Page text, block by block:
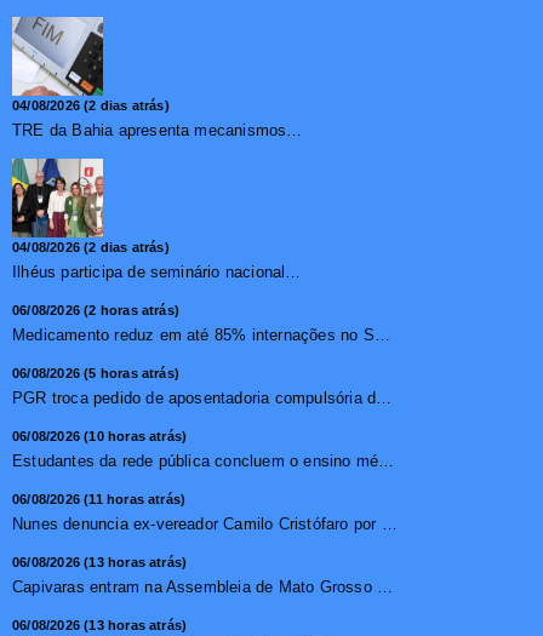
04/08/2026 (2 dias atrás)
TRE da Bahia apresenta mecanismos de segurança das urnas e nova ordem de votação para eleições
04/08/2026 (2 dias atrás)
Ilhéus participa de seminário nacional sobre turismo sustentável e captação de investimentos
06/08/2026 (2 horas atrás)
Medicamento reduz em até 85% internações no SUS por fibr...
06/08/2026 (5 horas atrás)
PGR troca pedido de aposentadoria compulsória de Buzzi por...
06/08/2026 (10 horas atrás)
Estudantes da rede pública concluem o ensino médio sem do...
06/08/2026 (11 horas atrás)
Nunes denuncia ex-vereador Camilo Cristófaro por calúnia ...
06/08/2026 (13 horas atrás)
Capivaras entram na Assembleia de Mato Grosso e surpreendem...
06/08/2026 (13 horas atrás)